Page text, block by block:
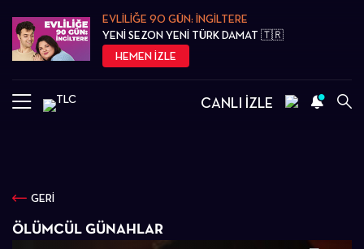
EVLİLİĞE 90 GÜN: İNGİLTERE
YENİ SEZON YENİ TÜRK DAMAT 🇹🇷
HEMEN İZLE
CANLI İZLE
GERİ
ÖLÜMCÜL GÜNAHLAR